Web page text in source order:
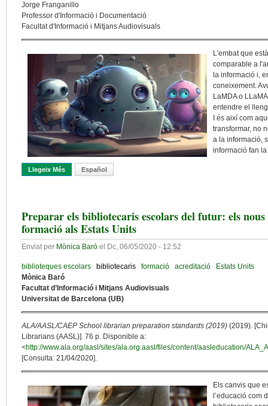
Jorge Franganillo
Professor d'Informació i Documentació
Facultat d'Informació i Mitjans Audiovisuals
L’embat que
comparable a
la informació i,
coneixement.
LaMDA o
entendre el
I és així com
transformar, no
a la informació,
informació fan
Llegeix Més Sobre La Irrupció Del ChatGPT: La Professió Bibliotecària A
Español
Preparar els bibliotecaris escolars del futur: els
formació als Estats Units
Enviat per Mònica Baró el Dc, 06/05/2020 - 12:52
biblioteques escolars bibliotecaris formació acreditació
Estats Units
Mònica Baró
Facultat d’Informació i Mitjans Audiovisuals
Universitat de Barcelona (UB)
ALA/AASL/CAEP School librarian preparation standards (2019) (2019).
Librarians (AASL)]. 76 p. Disponible a:
<http://www.ala.org/aasl/sites/ala.org.aasl/files/content/aasleducation/
[Consulta: 21/04/2020].
Els canvis que
l’educació com